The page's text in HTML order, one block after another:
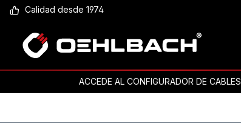
Calidad desde 1974
ACCEDE AL CONFIGURADOR DE CABLES